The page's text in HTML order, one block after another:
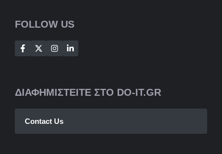
FOLLOW US
ΔΙΑΦΗΜΙΣΤΕΙΤΕ ΣΤΟ DO-IT.GR
Contact Us